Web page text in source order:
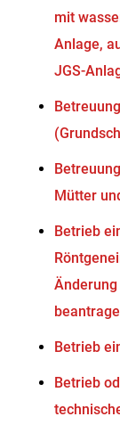
mit
Anlage,
JGS-
Mütter
Betrieb
Betrieb
Betrieb